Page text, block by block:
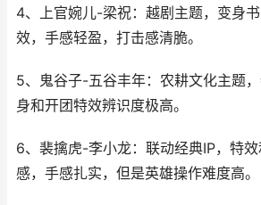
4、上官婉儿-梁祝：越剧主题，变身
效，手感轻盈，打击感清脆。
5、鬼谷子-五谷丰年：农耕文化主题
身和开团特效辨识度极高。
6、裴擒虎-李小龙：联动经典IP，特
感，手感扎实，但是英雄操作难度高。